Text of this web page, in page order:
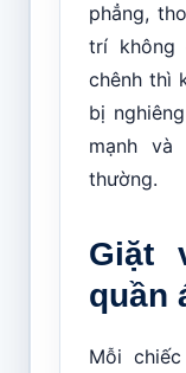
phẳng,
trí không
chênh thì
bị
mạnh
thường.
Giặt
quần
Mỗi